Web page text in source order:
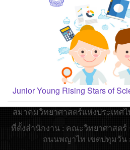
Junior Young Rising Stars of
สมาคมวิทยาศาสตร์แห่งประเทศ
ที่ตั้งสำนักงาน : คณะวิทยาศาสต
ถนนพญาไท เขตปทุมวัน